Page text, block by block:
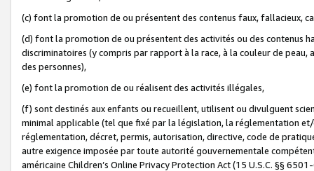
(c) font la promotion de ou présentent des contenus faux, fallacieux,
(d) font la promotion de ou présentent des activités ou des contenus
discriminatoires (y compris par rapport à la race, à la couleur de
des personnes),
(e) font la promotion de ou réalisent des activités illégales,
(f) sont destinés aux enfants ou recueillent, utilisent ou divulguent
minimal applicable (tel que fixé par la législation, la réglementation
réglementation, décret, permis, autorisation, directive, code de
autre exigence imposée par toute autorité gouvernementale
américaine Children’s Online Privacy Protection Act (15 U.S.C. §§